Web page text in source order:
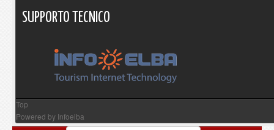
SUPPORTO TECNICO
Top
Powered by Infoelba